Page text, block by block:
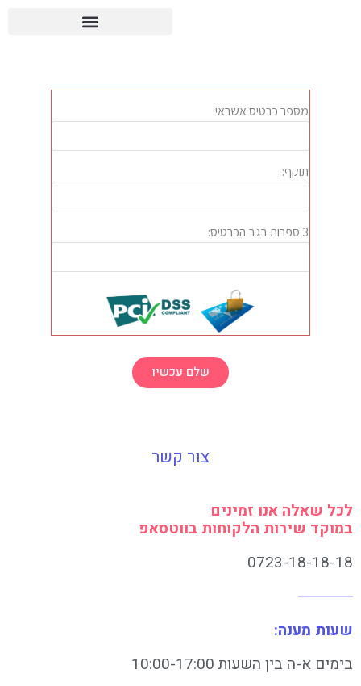
שלם עכשיו
צור קשר
לכל שאלה אנו זמינים
במוקד שירות הלקוחות בווטסאפ
0723-18-18-18
שעות מענה:
בימים א-ה בין השעות 10:00-17:00